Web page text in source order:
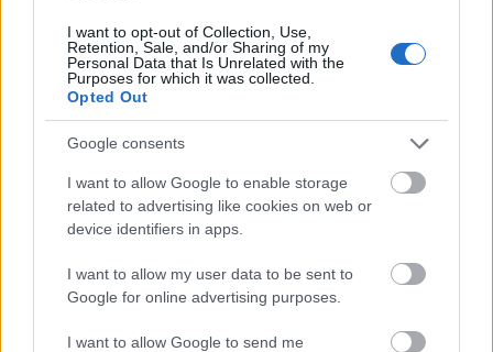
I want to opt-out of Collection, Use,
Retention, Sale, and/or Sharing of my
Personal Data that Is Unrelated with the
Purposes for which it was collected.
Opted Out
Google consents
I want to allow Google to enable storage
related to advertising like cookies on web or
device identifiers in apps.
I want to allow my user data to be sent to
Google for online advertising purposes.
I want to allow Google to send me
Slow UX: adaptív felhasználói élmény és
TheGrid.io
Animáció és dizájn: a html5 videó
Felkészültek-e a magyarok az Uberre és
az Airbnb-re?